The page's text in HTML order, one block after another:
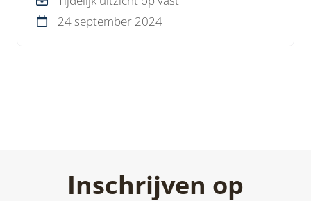
24 september 2024
Inschrijven op